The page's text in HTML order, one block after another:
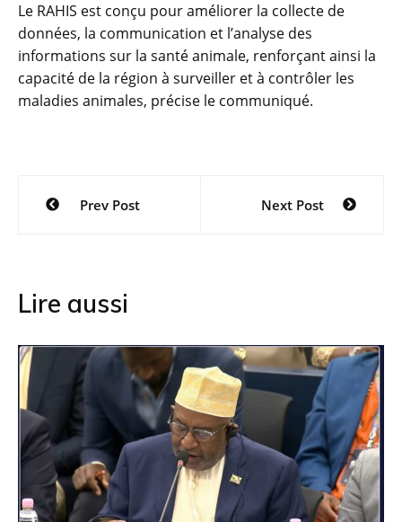
Le RAHIS est conçu pour améliorer la collecte de
données, la communication et l’analyse des
informations sur la santé animale, renforçant ainsi la
capacité de la région à surveiller et à contrôler les
maladies animales, précise le communiqué.
Navigation
Prev Post Next Post
Lire aussi